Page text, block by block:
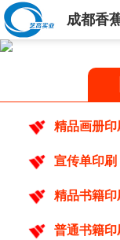
成都香
精品画册印
宣传单印刷
精品书籍印
普通书籍印